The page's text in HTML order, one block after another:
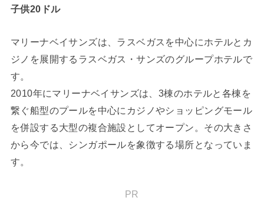
子供20ドル
マリーナベイサンズは、ラスベガスを中心にホテルとカ
ジノを展開するラスベガス・サンズのグループホテルで
す。
2010年にマリーナベイサンズは、3棟のホテルと各棟を
繋ぐ船型のプールを中心にカジノやショッピングモール
を併設する大型の複合施設としてオープン。その大きさ
から今では、シンガポールを象徴する場所となっていま
す。
PR